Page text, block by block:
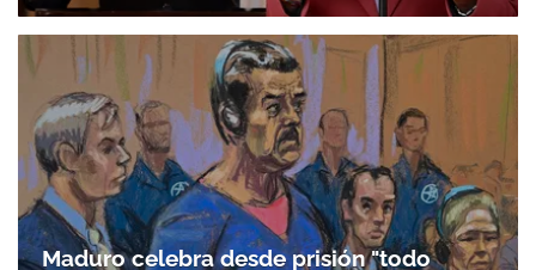
Maduro celebra desde prisión "todo